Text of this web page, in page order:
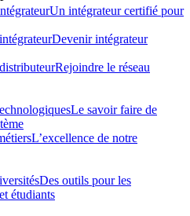
Un intégrateur certifié pour
Devenir intégrateur
Rejoindre le réseau
Le savoir faire de
L’excellence de notre
Des outils pour les
étudiants